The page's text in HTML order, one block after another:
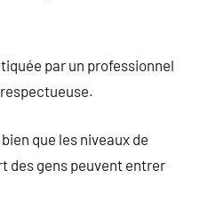
par un professionnel
que les niveaux de
des gens peuvent entrer